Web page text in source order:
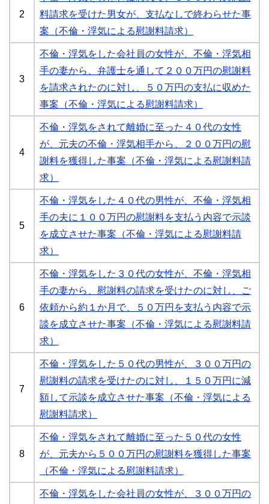
2
料請求を受けた男女が、支払なしで終わらせた事
案（不倫・浮気による慰謝料請求）
3
不倫・浮気をした会社員の女性が、不倫・浮気相
手の妻から、弁護士を通して２００万円の慰謝料
を請求されたのに対し、５０万円の支払に収めた
事案（不倫・浮気による慰謝料請求）
4
不倫・浮気をされて離婚に至った４０代の女性
が、元夫の不倫・浮気相手から、２００万円の慰
謝料を獲得した事案（不倫・浮気による慰謝料請
求）
5
不倫・浮気をした４０代の男性が、不倫・浮気相
手の夫に１００万円の慰謝料を支払う内容で示談
を成立させた事案（不倫・浮気による慰謝料請
求）
6
不倫・浮気をした３０代の女性が、不倫・浮気相
手の妻から、慰謝料の請求を受けたのに対し、ご
依頼から約１か月で、５０万円を支払う内容で示
談を成立させた事案（不倫・浮気による慰謝料請
求）
7
不倫・浮気をした５０代の男性が、３００万円の
慰謝料の請求を受けたのに対し、１５０万円に減
額して示談を成立させた事案（不倫・浮気による
慰謝料請求）
8
不倫・浮気をされて離婚に至った５０代の女性
が、元夫から５００万円の慰謝料を獲得した事案
（不倫・浮気による慰謝料請求）
不倫・浮気をした会社員の女性が、３００万円の